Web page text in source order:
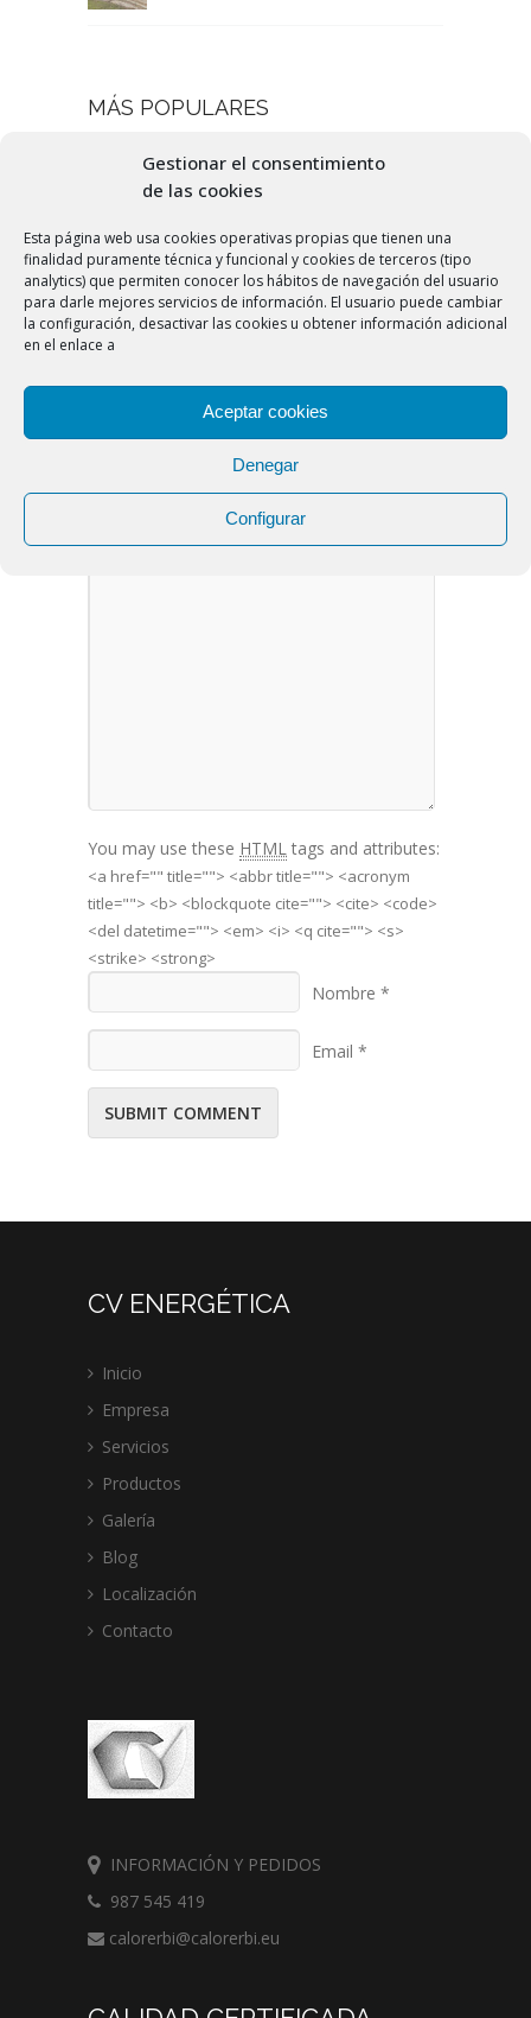
Gestionar el consentimiento
de las cookies
Esta página web usa cookies operativas propias que tienen una
finalidad puramente técnica y funcional y cookies de terceros (tipo
analytics) que permiten conocer los hábitos de navegación del usuario
para darle mejores servicios de información. El usuario puede cambiar
la configuración, desactivar las cookies u obtener información adicional
en el enlace a
Aceptar cookies
Denegar
Configurar
MÁS POPULARES
Nuevas fuentes de energía
Qué es el pellet
25/06/2016
LEAVE A COMMENT
You may use these HTML tags and attributes:
<a href="" title=""> <abbr title=""> <acronym
title=""> <b> <blockquote cite=""> <cite> <code>
<del datetime=""> <em> <i> <q cite=""> <s>
<strike> <strong>
Nombre *
Email *
CV ENERGÉTICA
Inicio
Empresa
Servicios
Productos
Galería
Blog
Localización
Contacto
INFORMACIÓN Y PEDIDOS
987 545 419
calorerbi@calorerbi.eu